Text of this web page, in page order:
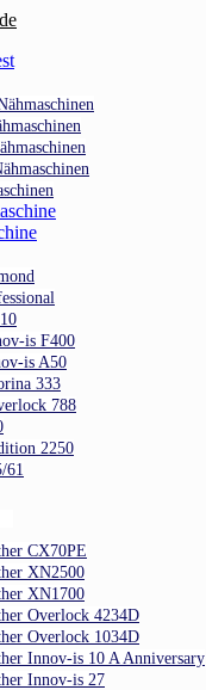
is F400
is A50
333
788
2250
61
CX70PE
XN2500
XN1700
Overlock 4234D
Overlock 1034D
Innov-is 10 A Anniversary
Innov-is 27